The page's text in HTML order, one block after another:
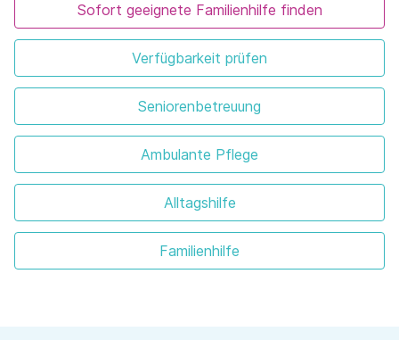
Sofort geeignete Familienhilfe finden
Verfügbarkeit prüfen
Seniorenbetreuung
Ambulante Pflege
Alltagshilfe
Familienhilfe